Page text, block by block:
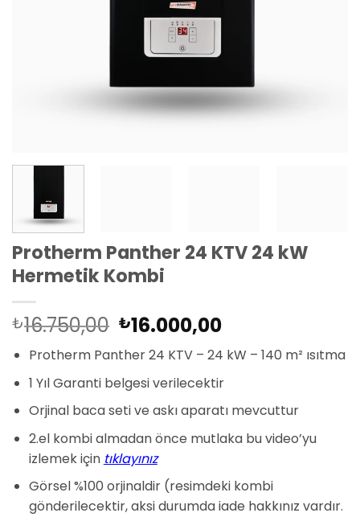
Protherm Panther 24 KTV 24 kW
Hermetik Kombi
₺16.750,00 Orijinal
fiyat:
₺16.750,00.
₺16.000,00Şu
andaki
fiyat:
₺16.000,00.
Protherm Panther 24 KTV – 24 kW – 140 m² ısıtma
1 Yıl Garanti belgesi verilecektir
Orjinal baca seti ve askı aparatı mevcuttur
2.el kombi almadan önce mutlaka bu video’yu
izlemek için tıklayınız
Görsel %100 orjinaldir (resimdeki kombi
gönderilecektir, aksi durumda iade hakkınız vardır.